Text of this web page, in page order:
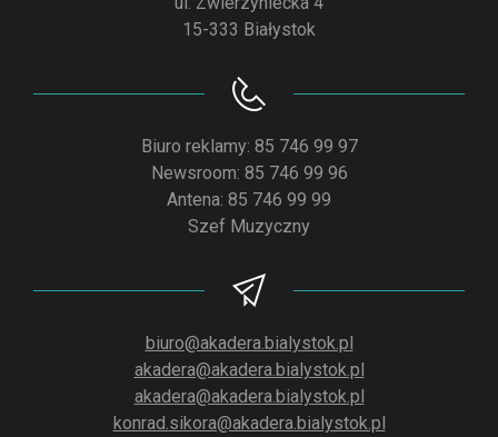
15-333 Białystok
Biuro reklamy: 85 746 99 97
Newsroom: 85 746 99 96
Antena: 85 746 99 99
Szef Muzyczny
biuro@akadera.bialystok.pl
akadera@akadera.bialystok.pl
akadera@akadera.bialystok.pl
konrad.sikora@akadera.bialystok.pl